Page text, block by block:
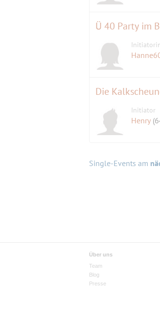
Ü 40 Party im
Initiator
Henry
Single-Events am
Über uns
Team
Blog
Presse